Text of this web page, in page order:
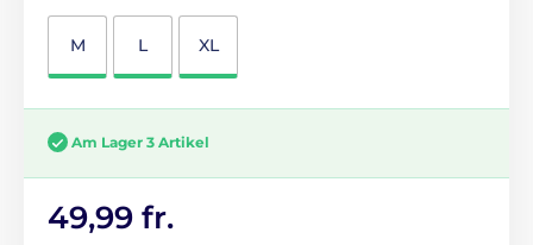
M L XL
Am Lager 3 Artikel
49,99 fr.